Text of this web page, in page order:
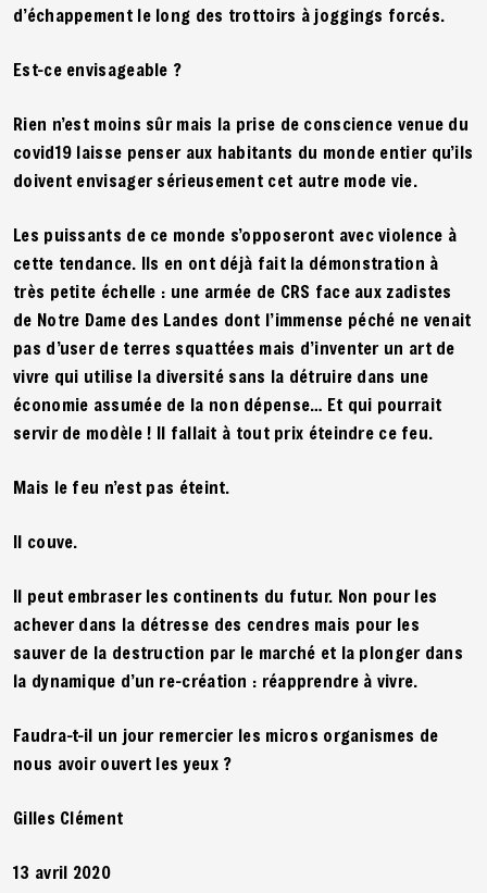
d’échappement le long des trottoirs à joggings forcés.
Est-ce envisageable ?
Rien n’est moins sûr mais la prise de conscience venue du
covid19 laisse penser aux habitants du monde entier qu’ils
doivent envisager sérieusement cet autre mode vie.
Les puissants de ce monde s’opposeront avec violence à
cette tendance. Ils en ont déjà fait la démonstration à
très petite échelle : une armée de CRS face aux zadistes
de Notre Dame des Landes dont l’immense péché ne venait
pas d’user de terres squattées mais d’inventer un art de
vivre qui utilise la diversité sans la détruire dans une
économie assumée de la non dépense… Et qui pourrait
servir de modèle ! Il fallait à tout prix éteindre ce feu.
Mais le feu n’est pas éteint.
Il couve.
Il peut embraser les continents du futur. Non pour les
achever dans la détresse des cendres mais pour les
sauver de la destruction par le marché et la plonger dans
la dynamique d’un re-création : réapprendre à vivre.
Faudra-t-il un jour remercier les micros organismes de
nous avoir ouvert les yeux ?
Gilles Clément
13 avril 2020